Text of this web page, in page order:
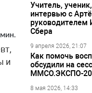
и
Учитель,
интервью с
руководителем
Сбера
9 апреля 2026, 21:07
Как помочь
обсудили на
ММСО.ЭКСПО-
8 мая 2026, 14:33